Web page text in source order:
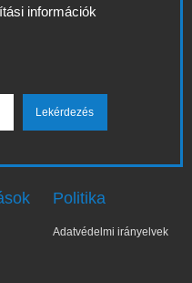
információk
Politika
Adatvédelmi irányelvek